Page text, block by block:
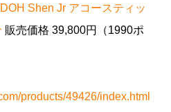
Shen Jr アコースティッ
販売価格 39,800円（1990ポ
products/49426/index.html